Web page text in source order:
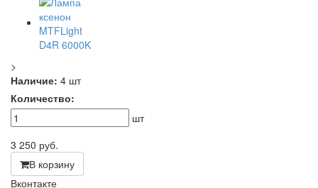
>
Наличие: 4 шт
Количество:
шт
3 250 руб.
В корзину
Вконтакте